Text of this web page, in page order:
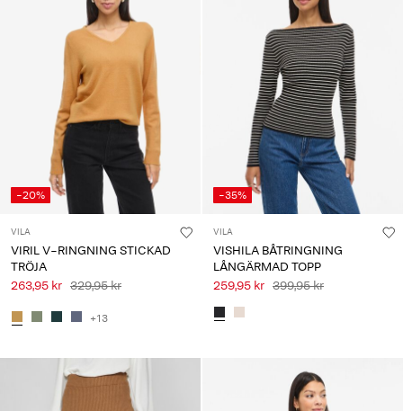
-20%
VILA
VIRIL V-RINGNING STICKAD
TRÖJA
263,95 kr 329,95 kr
+13
-35%
VILA
VISHILA BÅTRINGNING
LÅNGÄRMAD TOPP
259,95 kr 399,95 kr